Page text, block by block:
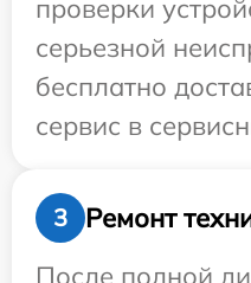
проверки
серьезной
бесплатно
сервис в
3
Ремонт
После полной